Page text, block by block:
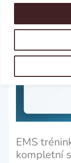
EMS
kompletní